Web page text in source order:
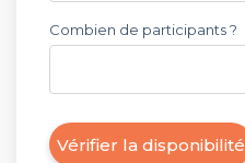
Combien de participants ?
Vérifier la disponibilité